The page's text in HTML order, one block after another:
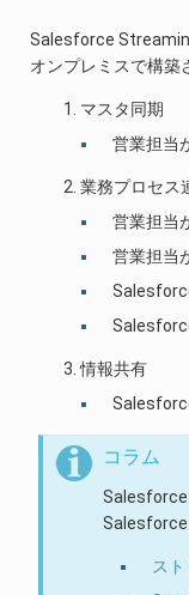
Salesforce
オンプレミスで構
マスタ同期
営業担当
業務プロセス
営業担当
営業担当
情報共有
コラム
Salesforce
Salesforce
ス